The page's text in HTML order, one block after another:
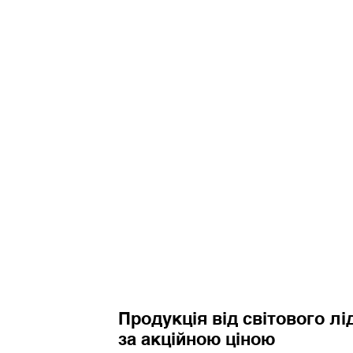
Продукція від світового
за акційною ціною